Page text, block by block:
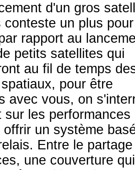
d'un gros
conteste un plus
rapport au
petits satellites qui
au fil de temps
pour être
avec vous, on
sur les performances
offrir un système
Entre le
une couverture